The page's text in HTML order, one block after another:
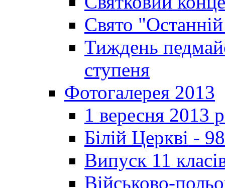
Свято
Тиждень
ступеня
Фотогалерея 2013
1 вересня 2013
Білій Церкві -
Випуск 11
Військово-